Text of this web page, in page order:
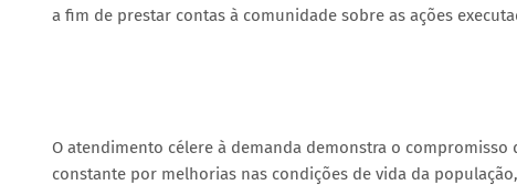
a fim de prestar contas à comunidade sobre as ações
O atendimento célere à demanda demonstra o
constante por melhorias nas condições de vida da